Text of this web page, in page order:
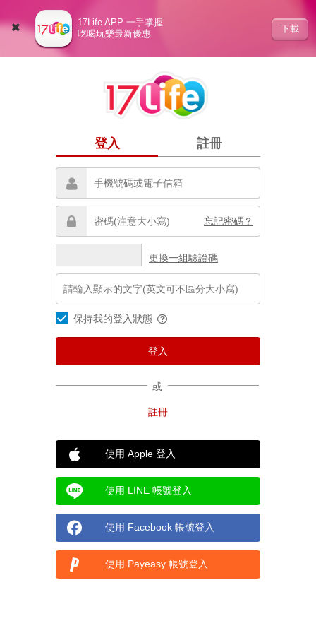
17Life APP 一手掌握
吃喝玩樂最新優惠
下載
登入 註冊
忘記密碼？
更換一組驗證碼
保持我的登入狀態
或
使用 Apple 登入
使用 LINE 帳號登入
使用 Facebook 帳號登入
使用 Payeasy 帳號登入